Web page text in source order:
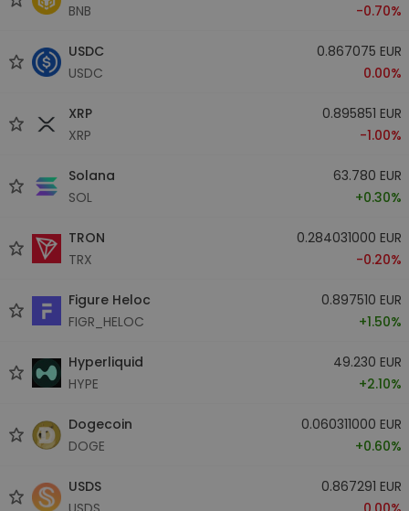
BNB
-0.70%
USDC
USDC
0.867075 EUR
0.00%
XRP
XRP
0.895851 EUR
-1.00%
Solana
SOL
63.780 EUR
+0.30%
TRON
TRX
0.284031000 EUR
-0.20%
Figure Heloc
FIGR_HELOC
0.897510 EUR
+1.50%
Hyperliquid
HYPE
49.230 EUR
+2.10%
Dogecoin
DOGE
0.060311000 EUR
+0.60%
USDS
0.867291 EUR